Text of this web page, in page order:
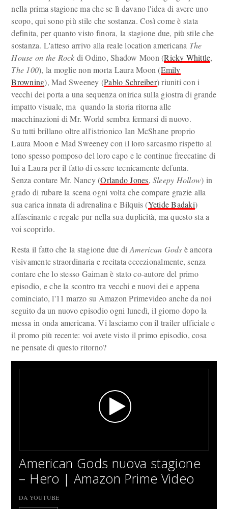
nella prima stagione ma che se lì davano l'idea di avere uno
scopo, qui sono più stile che sostanza. Così come è stata
definita, per quanto visto finora, la stagione due, più stile che
sostanza. L'atteso arrivo alla reale location americana The
House on the Rock di Odino, Shadow Moon (Ricky Whittle,
The 100), la moglie non morta Laura Moon (Emily
Browning), Mad Sweeney (Pablo Schreiber) riuniti con i
vecchi dei porta a una sequenza onirica sulla giostra di grande
impatto visuale, ma quando la storia ritorna alle
macchinazioni di Mr. World sembra fermarsi di nuovo.
Su tutti brillano oltre all'istrionico Ian McShane proprio
Laura Moon e Mad Sweeney con il loro sarcasmo rispetto al
tono spesso pomposo del loro capo e le continue freccatine di
lui a Laura per il fatto di essere tecnicamente defunta.
Senza contare Mr. Nancy (Orlando Jones,Sleepy Hollow) in
grado di rubare la scena ogni volta che compare grazie alla
sua carica innata di adrenalina e Bilquis (Yetide Badaki)
affascinante e regale pur nella sua duplicità, ma questo sta a
voi scoprirlo.
Resta il fatto che la stagione due di American Gods è ancora
visivamente straordinaria e recitata eccezionalmente, senza
contare che lo stesso Gaiman è stato co-autore del primo
episodio, e che la scontro tra vecchi e nuovi dei e appena
cominciato, l'11 marzo su Amazon Primevideo anche da noi
seguito da un nuovo episodio ogni lunedì, il giorno dopo la
messa in onda americana. Vi lasciamo con il trailer ufficiale e
il promo più recente: voi avete visto il primo episodio, cosa
ne pensate di questo ritorno?
American Gods nuova stagione
– Hero | Amazon Prime Video
DA YOUTUBE